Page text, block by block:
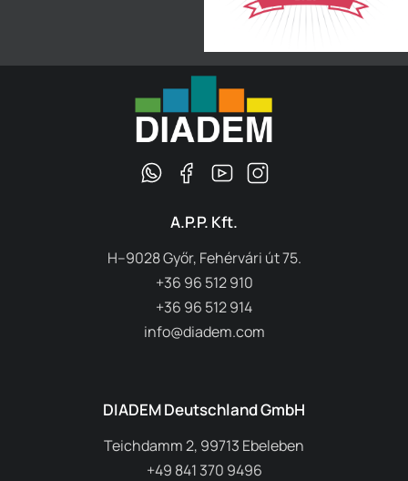
A.P.P. Kft.
H–9028 Győr, Fehérvári út 75.
+36 96 512 910
+36 96 512 914
info@diadem.com
DIADEM Deutschland GmbH
Teichdamm 2, 99713 Ebeleben
+49 841 370 9496